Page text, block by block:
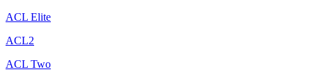
ACL Elite
ACL2
ACL Two